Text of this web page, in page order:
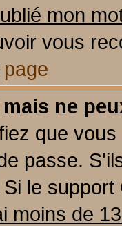
mon
vous
ne
que
passe.
le
moins de